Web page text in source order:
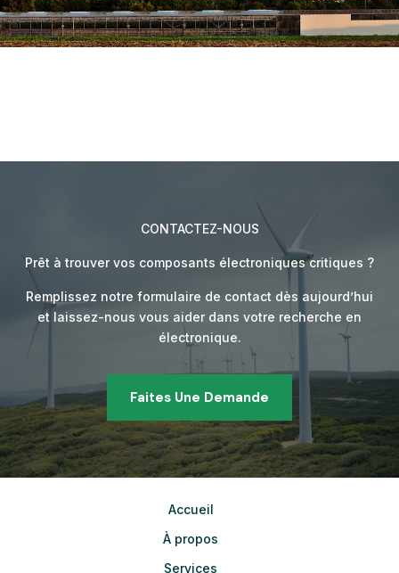
CONTACTEZ-NOUS
Prêt à trouver vos composants électroniques critiques ?
Remplissez notre formulaire de contact dès aujourd’hui
et laissez-nous vous aider dans votre recherche en
électronique.
Faites Une Demande
Accueil
À propos
Services